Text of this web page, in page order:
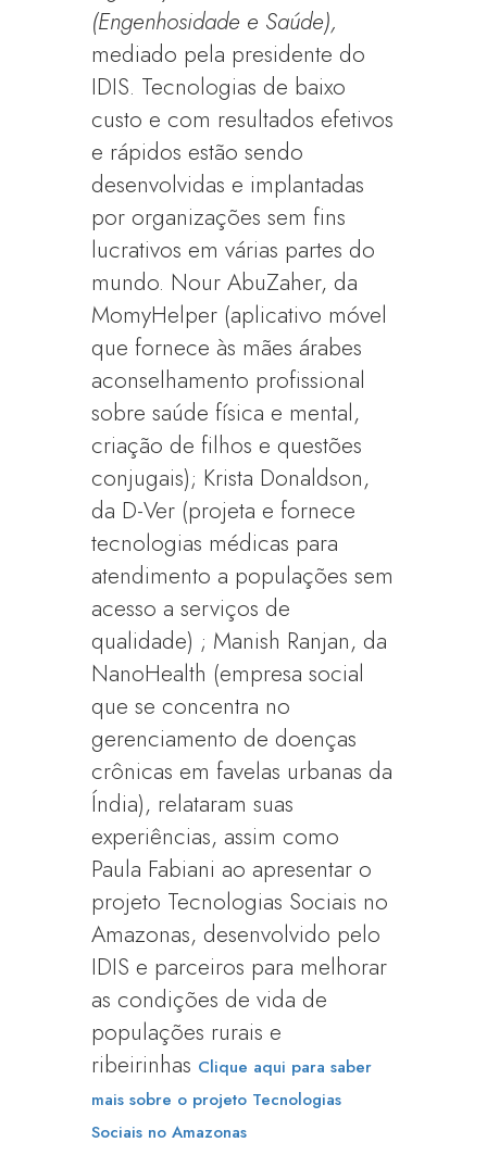
(Engenhosidade e Saúde),
mediado pela presidente do
IDIS. Tecnologias de baixo
custo e com resultados efetivos
e rápidos estão sendo
desenvolvidas e implantadas
por organizações sem fins
lucrativos em várias partes do
mundo. Nour AbuZaher, da
MomyHelper (aplicativo móvel
que fornece às mães árabes
aconselhamento profissional
sobre saúde física e mental,
criação de filhos e questões
conjugais); Krista Donaldson,
da D-Ver (projeta e fornece
tecnologias médicas para
atendimento a populações sem
acesso a serviços de
qualidade) ; Manish Ranjan, da
NanoHealth (empresa social
que se concentra no
gerenciamento de doenças
crônicas em favelas urbanas da
Índia), relataram suas
experiências, assim como
Paula Fabiani ao apresentar o
projeto Tecnologias Sociais no
Amazonas, desenvolvido pelo
IDIS e parceiros para melhorar
as condições de vida de
populações rurais e
ribeirinhas Clique aqui para saber
mais sobre o projeto Tecnologias
Sociais no Amazonas